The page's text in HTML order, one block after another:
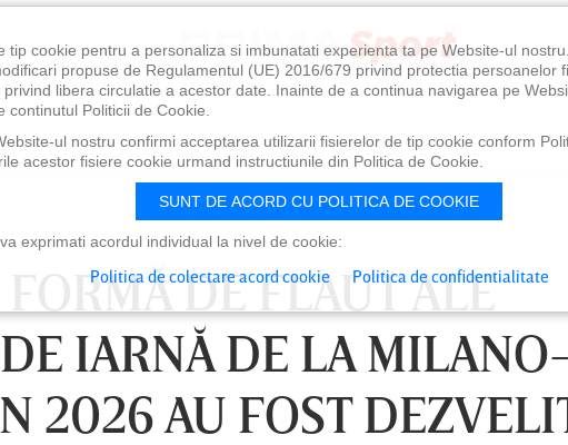
DE FLAUT ALE
IARNĂ DE LA MILANO-
2026 AU FOST
tip cookie pentru a personaliza si imbunatati experienta ta pe Website-ul
propuse de Regulamentul (UE) 2016/679 privind protectia persoanelor
libera circulatie a acestor date. Inainte de a continua navigarea pe
Politicii de Cookie.
ul nostru confirmi acceptarea utilizarii fisierelor de tip cookie conform
acestor fisiere cookie urmand instructiunile din Politica de Cookie.
SUNT DE ACORD CU POLITICA DE COOKIE
exprimati acordul individual la nivel de cookie:
Politica de colectare acord cookie Politica de confidentialitate